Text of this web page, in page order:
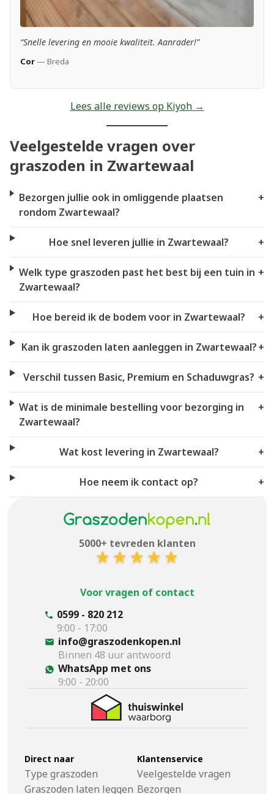
“Snelle levering en mooie kwaliteit. Aanrader!”
Cor — Breda
Lees alle reviews op Kiyoh →
Veelgestelde vragen over
graszoden in Zwartewaal
Bezorgen jullie ook in omliggende plaatsen
rondom Zwartewaal?
+
Hoe snel leveren jullie in Zwartewaal? +
Welk type graszoden past het best bij een tuin in
Zwartewaal?
+
Hoe bereid ik de bodem voor in Zwartewaal? +
Kan ik graszoden laten aanleggen in Zwartewaal?+
Verschil tussen Basic, Premium en Schaduwgras? +
Wat is de minimale bestelling voor bezorging in
Zwartewaal?
+
Wat kost levering in Zwartewaal? +
Hoe neem ik contact op? +
5000+ tevreden klanten
Voor vragen of contact
0599 - 820 212
9:00 - 17:00
info@graszodenkopen.nl
Binnen 48 uur antwoord
WhatsApp met ons
9:00 - 20:00
Direct naar
Type graszoden
Graszoden laten leggen
Klantenservice
Veelgestelde vragen
Bezorgen